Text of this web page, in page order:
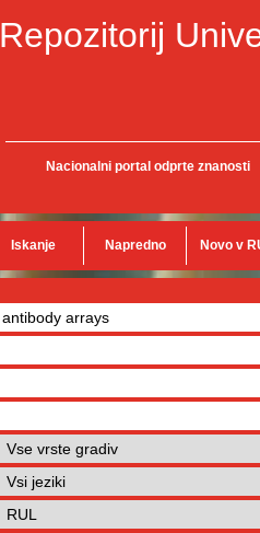
Repozitorij
Nacionalni portal odprte znanosti
Iskanje Napredno Novo v